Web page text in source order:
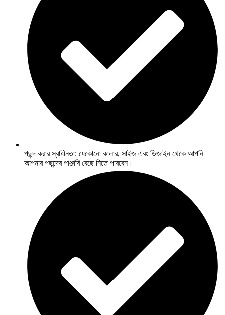
পছন্দ করার স্বাধীনতা: যেকোনো কালার, সাইজ এবং ডিজাইন থেকে আপনি
আপনার পছন্দের পাঞ্জাবি বেছে নিতে পারবেন।